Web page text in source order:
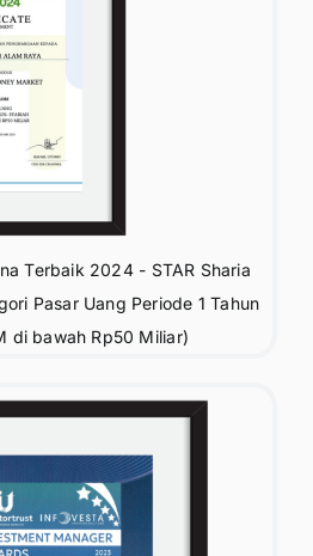
Terbaik 2024 - STAR Sharia
Pasar Uang Periode 1 Tahun
di bawah Rp50 Miliar)